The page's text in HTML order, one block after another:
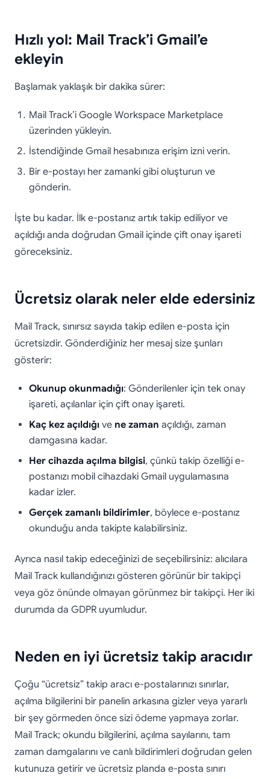
Hızlı yol: Mail Track’i Gmail’e
ekleyin
Başlamak yaklaşık bir dakika sürer:
Mail Track’i Google Workspace Marketplace
üzerinden yükleyin.
İstendiğinde Gmail hesabınıza erişim izni verin.
Bir e-postayı her zamanki gibi oluşturun ve
gönderin.
İşte bu kadar. İlk e-postanız artık takip ediliyor ve
açıldığı anda doğrudan Gmail içinde çift onay işareti
göreceksiniz.
Ücretsiz olarak neler elde edersiniz
Mail Track, sınırsız sayıda takip edilen e-posta için
ücretsizdir. Gönderdiğiniz her mesaj size şunları
gösterir:
Okunup okunmadığı: Gönderilenler için tek onay
işareti, açılanlar için çift onay işareti.
Kaç kez açıldığı ve ne zaman açıldığı, zaman
damgasına kadar.
Her cihazda açılma bilgisi, çünkü takip özelliği e-
postanızı mobil cihazdaki Gmail uygulamasına
kadar izler.
Gerçek zamanlı bildirimler, böylece e-postanız
okunduğu anda takipte kalabilirsiniz.
Ayrıca nasıl takip edeceğinizi de seçebilirsiniz: alıcılara
Mail Track kullandığınızı gösteren görünür bir takipçi
veya göz önünde olmayan görünmez bir takipçi. Her iki
durumda da GDPR uyumludur.
Neden en iyi ücretsiz takip aracıdır
Çoğu “ücretsiz” takip aracı e-postalarınızı sınırlar,
açılma bilgilerini bir panelin arkasına gizler veya yararlı
bir şey görmeden önce sizi ödeme yapmaya zorlar.
Mail Track; okundu bilgilerini, açılma sayılarını, tam
zaman damgalarını ve canlı bildirimleri doğrudan gelen
kutunuza getirir ve ücretsiz planda e-posta sınırı